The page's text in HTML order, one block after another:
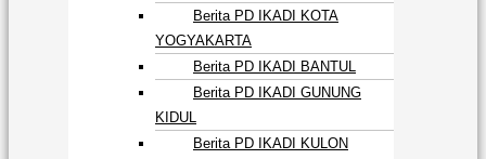
Berita PD IKADI KOTA
YOGYAKARTA
Berita PD IKADI BANTUL
Berita PD IKADI GUNUNG
KIDUL
Berita PD IKADI KULON